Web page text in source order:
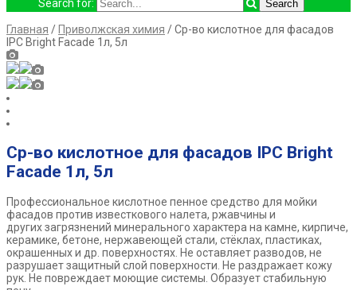
Search for:
Главная / Приволжская химия / Ср-во кислотное для фасадов
IPC Bright Facade 1л, 5л
Ср-во кислотное для фасадов IPC Bright
Facade 1л, 5л
Профессиональное кислотное пенное средство для мойки
фасадов против известкового налета, ржавчины и
других загрязнений минерального характера на камне, кирпиче,
керамике, бетоне, нержавеющей стали, стёклах, пластиках,
окрашенных и др. поверхностях. Не оставляет разводов, не
разрушает защитный слой поверхности. Не раздражает кожу
рук. Не повреждает моющие системы. Образует стабильную